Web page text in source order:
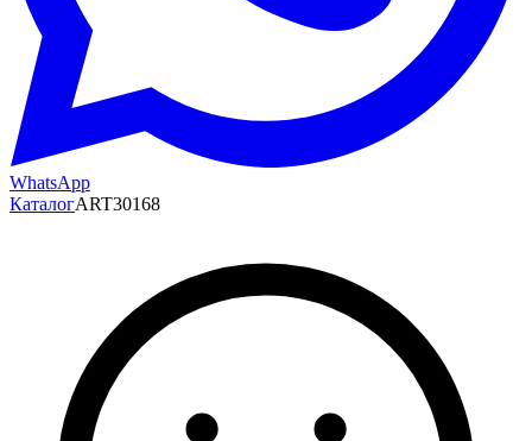
WhatsApp
КаталогART30168